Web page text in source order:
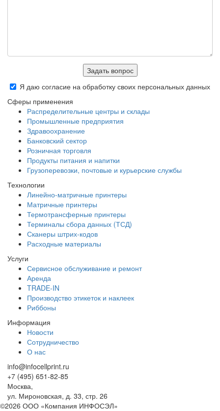
Задать вопрос
Я даю согласие на обработку своих персональных данных
Сферы применения
Распределительные центры и склады
Промышленные предприятия
Здравоохранение
Банковский сектор
Розничная торговля
Продукты питания и напитки
Грузоперевозки, почтовые и курьерские службы
Технологии
Линейно-матричные принтеры
Матричные принтеры
Термотрансферные принтеры
Терминалы сбора данных (ТСД)
Сканеры штрих-кодов
Расходные материалы
Услуги
Сервисное обслуживание и ремонт
Аренда
TRADE-IN
Производство этикеток и наклеек
Риббоны
Информация
Новости
Сотрудничество
О нас
info@infocellprint.ru
+7 (495) 651-82-85
Москва,
ул. Мироновская, д. 33, стр. 26
©2026 ООО «Компания ИНФОСЭЛ»